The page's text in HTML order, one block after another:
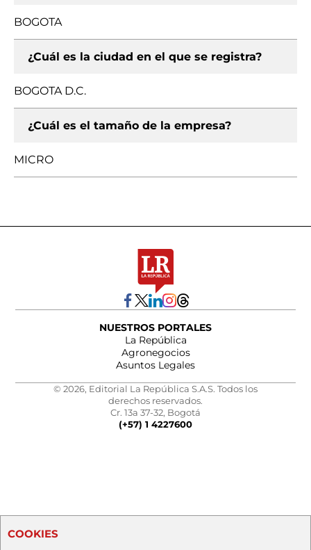
BOGOTA
¿Cuál es la ciudad en el que se registra?
BOGOTA D.C.
¿Cuál es el tamaño de la empresa?
MICRO
NUESTROS PORTALES
La República
Agronegocios
Asuntos Legales
© 2026, Editorial La República S.A.S. Todos los
derechos reservados.
Cr. 13a 37-32, Bogotá
(+57) 1 4227600
COOKIES